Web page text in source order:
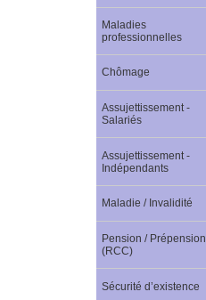
Maladies
professionnelles
Chômage
Assujettissement -
Salariés
Assujettissement -
Indépendants
Maladie / Invalidité
Pension / Prépension
(RCC)
Sécurité d’existence